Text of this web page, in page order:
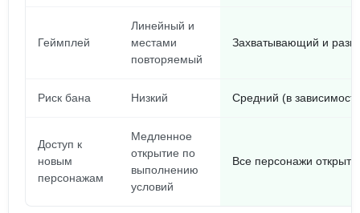
Геймплей
Линейный и
местами
повторяемый
Захватывающий и
Риск бана Низкий Средний (в
Доступ к
новым
персонажам
Медленное
открытие по
выполнению
условий
Все персонажи